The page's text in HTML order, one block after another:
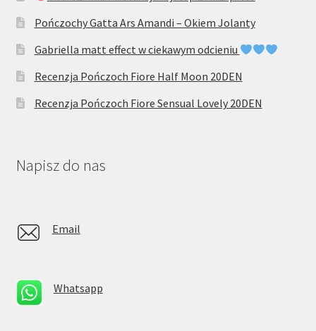
Pończochy Gatta Ars Amandi – Okiem Jolanty
Gabriella matt effect w ciekawym odcieniu
Recenzja Pończoch Fiore Half Moon 20DEN
Recenzja Pończoch Fiore Sensual Lovely 20DEN
Napisz do nas
Email
Whatsapp